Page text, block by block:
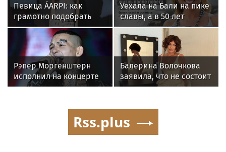
Певица ÁARPI: как
грамотно подобрать
гардероб для
выступлений
Уехала на Бали на пике
славы, а в 50 лет
выпустила книгу и
осталась одна: как
сложилась жизнь
ведущей «Муз-ТВ»
Дарьи Субботиной
Рэпер Моргенштерн
исполнил на концерте
песню Мии Бойки
Балерина Волочкова
заявила, что не состоит
в отношениях с
Rss.plus